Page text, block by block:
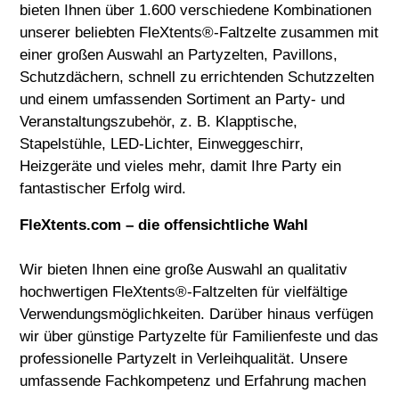
bieten Ihnen über 1.600 verschiedene Kombinationen
unserer beliebten FleXtents®-Faltzelte zusammen mit
einer großen Auswahl an Partyzelten, Pavillons,
Schutzdächern, schnell zu errichtenden Schutzzelten
und einem umfassenden Sortiment an Party- und
Veranstaltungszubehör, z. B. Klapptische,
Stapelstühle, LED-Lichter, Einweggeschirr,
Heizgeräte und vieles mehr, damit Ihre Party ein
fantastischer Erfolg wird.
FleXtents.com – die offensichtliche Wahl
Wir bieten Ihnen eine große Auswahl an qualitativ
hochwertigen FleXtents®-Faltzelten für vielfältige
Verwendungsmöglichkeiten. Darüber hinaus verfügen
wir über günstige Partyzelte für Familienfeste und das
professionelle Partyzelt in Verleihqualität. Unsere
umfassende Fachkompetenz und Erfahrung machen